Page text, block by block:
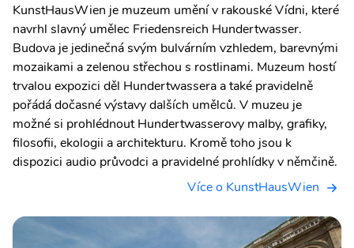
KunstHausWien je muzeum umění v rakouské Vídni, které
navrhl slavný umělec Friedensreich Hundertwasser.
Budova je jedinečná svým bulvárním vzhledem, barevnými
mozaikami a zelenou střechou s rostlinami. Muzeum hostí
trvalou expozici děl Hundertwassera a také pravidelně
pořádá dočasné výstavy dalších umělců. V muzeu je
možné si prohlédnout Hundertwasserovy malby, grafiky,
filosofii, ekologii a architekturu. Kromě toho jsou k
dispozici audio průvodci a pravidelné prohlídky v němčině.
Více o KunstHausWien